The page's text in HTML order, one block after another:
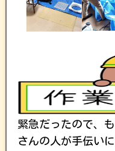
緊急だったので、
さんの人が手伝い